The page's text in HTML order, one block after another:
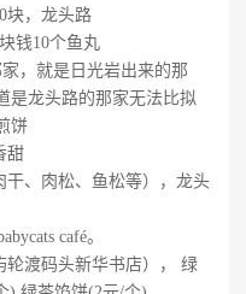
块，龙头路
钱10个鱼丸
，就是日光岩出来的那
是龙头路的那家无法比拟
饼
甜
干、肉松、鱼松等），龙头
café。
轮渡码头新华书店）， 绿